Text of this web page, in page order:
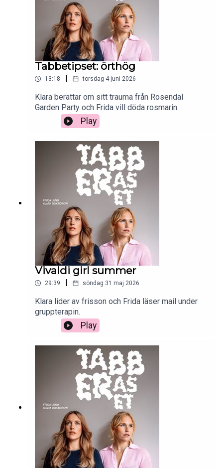
Tabbetipset: örthög
13:18 torsdag 4 juni 2026
Klara berättar om sitt trauma från Rosendal
Garden Party och Frida vill döda rosmarin.
Play
Vivaldi girl summer
29:39 söndag 31 maj 2026
Klara lider av frisson och Frida läser mail under
gruppterapin.
Play